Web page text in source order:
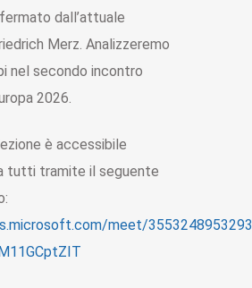
dall’attuale
Merz. Analizzeremo
nel secondo incontro
2026.
è accessibile
tutti tramite il seguente
meet/